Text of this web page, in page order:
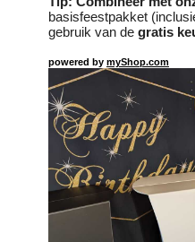
basisfeestpakket
gebruik van de gratis
powered by myShop.com